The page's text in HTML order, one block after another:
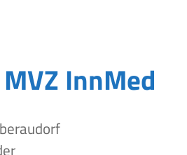
MVZ InnMed